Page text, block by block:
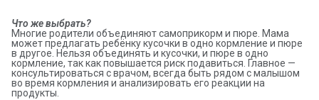
Что же выбрать?
Многие родители объединяют самоприкорм и пюре. Мама
может предлагать ребёнку кусочки в одно кормление и пюре
в другое. Нельзя объединять и кусочки, и пюре в одно
кормление, так как повышается риск подавиться. Главное —
консультироваться с врачом, всегда быть рядом с малышом
во время кормления и анализировать его реакции на
продукты.